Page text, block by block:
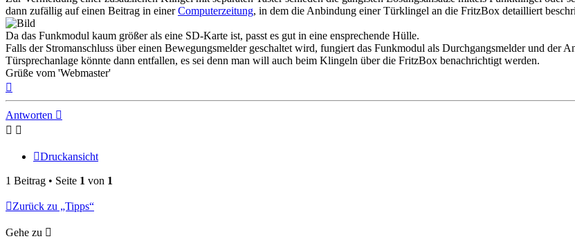
dann zufällig auf einen Beitrag in einerComputerzeitung, in dem die Anbindung einer Türklingel an die FritzBox detailliert
Da das Funkmodul kaum größer als eine SD-Karte ist, passt es gut in eine ensprechende Hülle.
Falls der Stromanschluss über einen Bewegungsmelder geschaltet wird, fungiert das Funkmodul als Durchgangsmelder und der
Türsprechanlage könnte dann entfallen, es sei denn man will auch beim Klingeln über die FritzBox benachrichtigt werden.
Grüße vom 'Webmaster'
Antworten
Druckansicht
1 Beitrag • Seite 1 von 1
Zurück zu „Tipps“
Gehe zu